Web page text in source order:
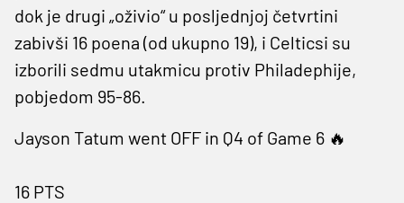
dok je drugi „oživio“ u posljednjoj četvrtini
zabivši 16 poena (od ukupno 19), i Celticsi su
izborili sedmu utakmicu protiv Philadephije,
pobjedom 95-86.
Jayson Tatum went OFF in Q4 of Game 6 🔥
16 PTS